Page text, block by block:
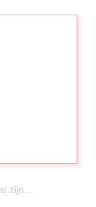
zijn…